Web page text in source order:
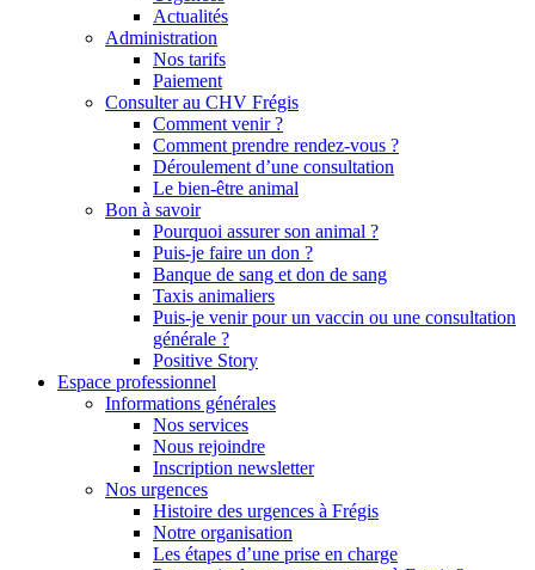
Actualités
Administration
Nos tarifs
Paiement
Consulter au CHV Frégis
Comment venir ?
Comment prendre rendez-vous ?
Déroulement d’une consultation
Le bien-être animal
Bon à savoir
Pourquoi assurer son animal ?
Puis-je faire un don ?
Banque de sang et don de sang
Taxis animaliers
Puis-je venir pour un vaccin ou une consultation
générale ?
Positive Story
Espace professionnel
Informations générales
Nos services
Nous rejoindre
Inscription newsletter
Nos urgences
Histoire des urgences à Frégis
Notre organisation
Les étapes d’une prise en charge